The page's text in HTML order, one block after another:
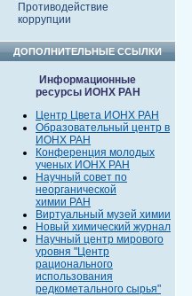
Противодействие
коррупции
ДОПОЛНИТЕЛЬНЫЕ ССЫЛКИ
Информационные
ресурсы ИОНХ РАН
Центр Цвета ИОНХ РАН
Образовательный центр в
ИОНХ РАН
Конференция молодых
ученых ИОНХ РАН
Научный совет по
неорганической
химии РАН
Виртуальный музей химии
Новый химический журнал
Научный центр мирового
уровня "Центр
рационального
использования
редкометального сырья"